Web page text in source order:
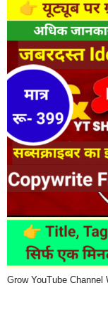
Grow YouTube